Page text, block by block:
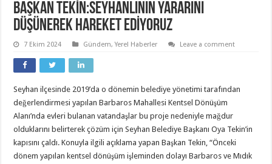
BAŞKAN TEKİN:SEYHANLININ YARARINI
DÜŞÜNEREK HAREKET EDİYORUZ
7 Ekim 2024 Gündem,Yerel Haberler Leave a comment
Seyhan ilçesinde 2019’da o dönemin belediye yönetimi tarafından
değerlendirmesi yapılan Barbaros Mahallesi Kentsel Dönüşüm
Alanı’nda evleri bulanan vatandaşlar bu proje nedeniyle mağdur
olduklarını belirterek çözüm için Seyhan Belediye Başkanı Oya Tekin’in
kapısını çaldı. Konuyla ilgili açıklama yapan Başkan Tekin, “Önceki
dönem yapılan kentsel dönüşüm işleminden dolayı Barbaros ve Mıdık